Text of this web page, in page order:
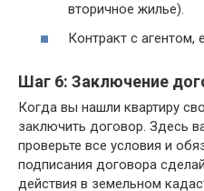
вторичное жилье).
Контракт с агентом,
Шаг 6: Заключение
Когда вы нашли квартиру
заключить договор. Здесь
проверьте все условия и
подписания договора
действия в земельном